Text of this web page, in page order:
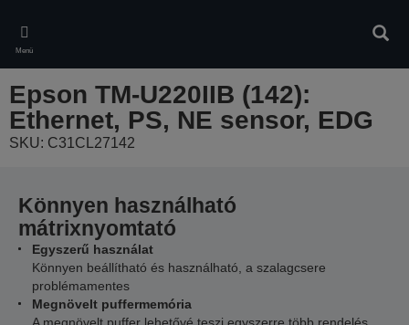
main
content
Menü
Epson TM-U220IIB (142):
Ethernet, PS, NE sensor, EDG
SKU: C31CL27142
Könnyen használható
mátrixnyomtató
Egyszerű használat
Könnyen beállítható és használható, a szalagcsere
problémamentes
Megnövelt puffermemória